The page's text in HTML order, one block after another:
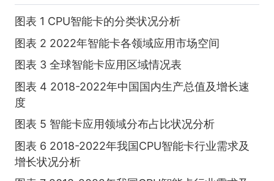
图表 1 CPU智能卡的分类状况分析
图表 2 2022年智能卡各领域应用市场空间
图表 3 全球智能卡应用区域情况表
图表 4 2018-2022年中国国内生产总值及增长速
度
图表 5 智能卡应用领域分布占比状况分析
图表 6 2018-2022年我国CPU智能卡行业需求及
增长状况分析